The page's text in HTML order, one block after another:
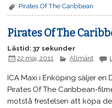
Pirates Of The Caribbean
Pirates Of The
Lästid: 37 sekunder
22 maj, 2011
Allmänt
ICA Maxi i Enköping säljer
Pirates Of The Caribbean-
motstå frestelsen att köpa